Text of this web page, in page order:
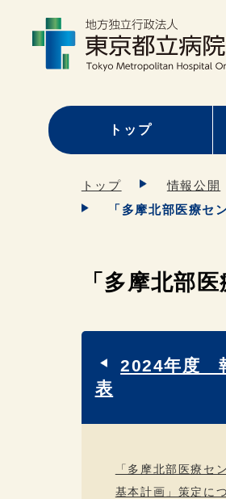
トップ
トップ 情報公開
「多摩北部医療セ
「多摩北部
2024年度
表
「多摩北部医療セ
基本計画」策定に